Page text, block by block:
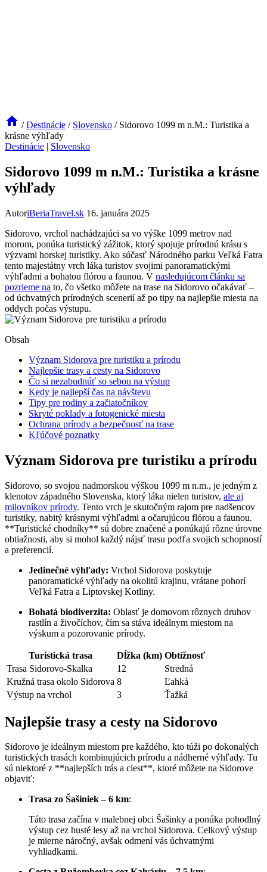
/ Destinácie / Slovensko / Sidorovo 1099 m n.M.: Turistika a
krásne výhľady
Destinácie | Slovensko
Sidorovo 1099 m n.M.: Turistika a krásne
výhľady
AutoriBeriaTravel.sk 16. januára 2025
Sidorovo, vrchol nachádzajúci sa vo výške 1099 metrov nad
morom, ponúka turistický zážitok, ktorý spojuje prírodnú krásu s
výzvami horskej turistiky. Ako súčasť Národného parku Veľká Fatra
tento majestátny vrch láka turistov svojimi panoramatickými
výhľadmi a bohatou flórou a faunou. V nasledujúcom článku sa
pozrieme na to, čo všetko môžete na trase na Sidorovo očakávať –
od úchvatných prírodných scenerií až po tipy na najlepšie miesta na
oddych počas výstupu.
Obsah
Význam Sidorova pre turistiku a prírodu
Najlepšie trasy a cesty na Sidorovo
Čo si nezabudnúť so sebou na výstup
Kedy je najlepší čas na návštevu
Tipy pre rodiny a začiatočníkov
Skryté poklady a fotogenické miesta
Ochrana prírody a bezpečnosť na trase
Kľúčové poznatky
Význam Sidorova pre turistiku a prírodu
Sidorovo, so svojou nadmorskou výškou 1099 m n.m., je jedným z
klenotov západného Slovenska, ktorý láka nielen turistov, ale aj
milovníkov prírody. Tento vrch je skutočným rajom pre nadšencov
turistiky, nabitý krásnymi výhľadmi a očarujúcou flórou a faunou.
**Turistické chodníky** sú dobre značené a ponúkajú rôzne úrovne
obtiažnosti, aby si mohol každý nájsť trasu podľa svojich schopností
a preferencií.
Jedinečné výhľady: Vrchol Sidorova poskytuje
panoramatické výhľady na okolitú krajinu, vrátane pohorí
Veľká Fatra a Liptovskej Kotliny.
Bohatá biodiverzita: Oblasť je domovom rôznych druhov
rastlín a živočíchov, čím sa stáva ideálnym miestom na
výskum a pozorovanie prírody.
Turistická trasa Dĺžka (km) Obtížnosť
Trasa Sidorovo-Skalka
12
Stredná
Kružná trasa okolo Sidorova 8
Ľahká
Výstup na vrchol
3 Ťažká
Najlepšie trasy a cesty na Sidorovo
Sidorovo je ideálnym miestom pre každého, kto túži po dokonalých
turistických trasách kombinujúcich prírodu a nádherné výhľady. Tu
sú niektoré z **najlepších trás a ciest**, ktoré môžete na Sidorove
objaviť:
Trasa zo Šašiniek – 6 km:
Táto trasa začína v malebnej obci Šašinky a ponúka pohodlný
výstup cez husté lesy až na vrchol Sidorova. Celkový výstup
je mierne náročný, avšak odmení vás úchvatnými
vyhliadkami.